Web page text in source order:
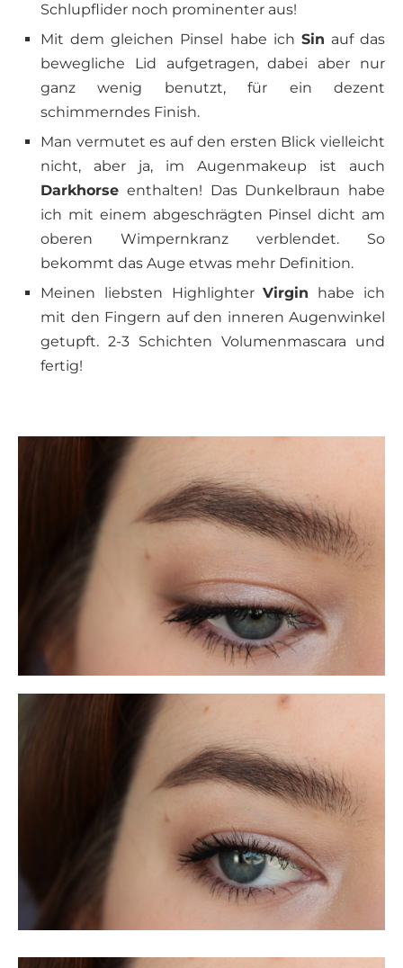
Schlupflider noch prominenter aus!
Mit dem gleichen Pinsel habe ich Sin auf das
bewegliche Lid aufgetragen, dabei aber nur
ganz wenig benutzt, für ein dezent
schimmerndes Finish.
Man vermutet es auf den ersten Blick vielleicht
nicht, aber ja, im Augenmakeup ist auch
Darkhorse enthalten! Das Dunkelbraun habe
ich mit einem abgeschrägten Pinsel dicht am
oberen Wimpernkranz verblendet. So
bekommt das Auge etwas mehr Definition.
Meinen liebsten HighlighterVirgin habe ich
mit den Fingern auf den inneren Augenwinkel
getupft. 2-3 Schichten Volumenmascara und
fertig!